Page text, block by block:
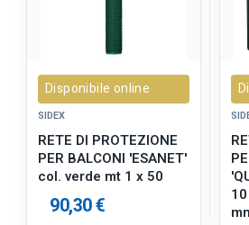
Disponibile online
SIDEX
RETE DI PROTEZIONE
PER BALCONI 'ESANET'
col. verde mt 1 x 50
90,30 €